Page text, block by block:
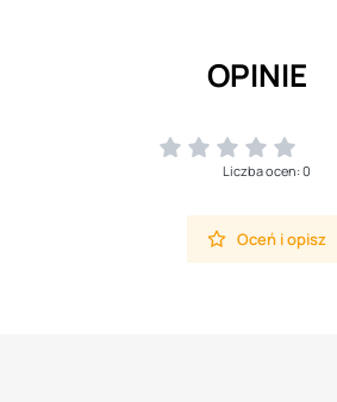
OPINIE
Liczba ocen: 0
Oceń i opisz